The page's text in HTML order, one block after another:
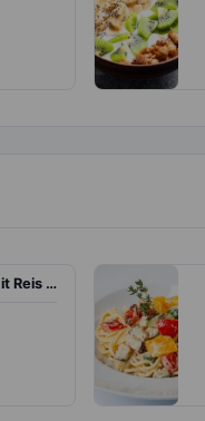
Hähnchenspieße mit Reis und Tomatensauce